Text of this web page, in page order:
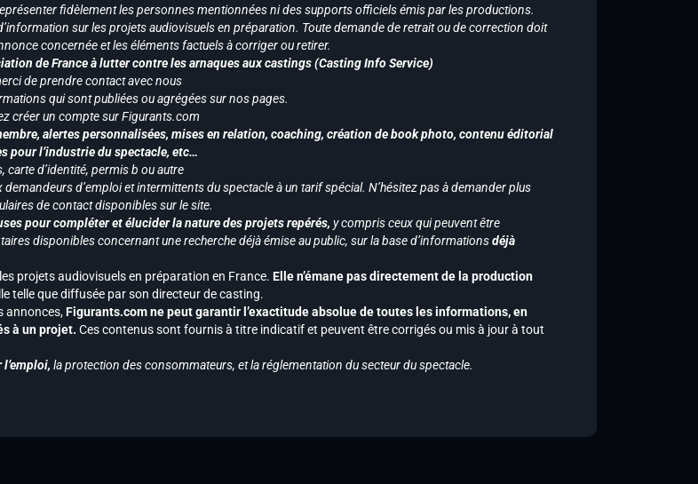
fidèlement les personnes mentionnées ni des supports officiels émis par les productions.
sur les projets audiovisuels en préparation. Toute demande de retrait ou de correction doit
concernée et les éléments factuels à corriger ou retirer.
de France à lutter contre les arnaques aux castings (Casting Info Service)
de prendre contact avec nous
qui sont publiées ou agrégées sur nos pages.
créer un compte sur Figurants.com
alertes personnalisées, mises en relation, coaching, création de book photo, contenu éditorial
pour l’industrie du spectacle, etc…
carte d’identité, permis b ou autre
d’emploi et intermittents du spectacle à un tarif spécial. N’hésitez pas à demander plus
de contact disponibles sur le site.
pour compléter et élucider la nature des projets repérés, y compris ceux qui peuvent être
disponibles concernant une recherche déjà émise au public, sur la base d’informationsdéjà
projets audiovisuels en préparation en France. Elle n’émane pas directement de la production
telle que diffusée par son directeur de casting.
annonces,Figurants.com ne peut garantir l’exactitude absolue de toutes les informations, en
à un projet. Ces contenus sont fournis à titre indicatif et peuvent être corrigés ou mis à jour à tout
la protection des consommateurs, et la réglementation du secteur du spectacle.